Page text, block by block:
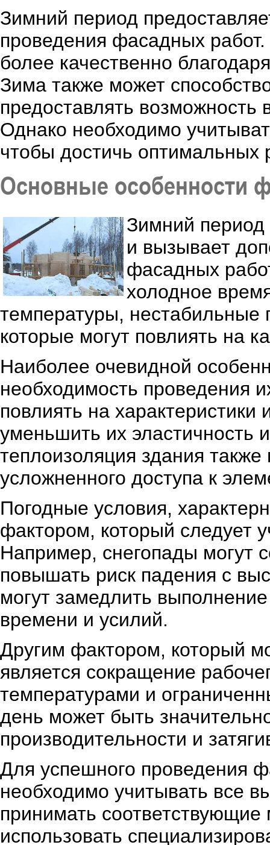
Зимний период
проведения фасадных
более качественно
Зима также может
предоставлять
Однако необходимо
чтобы достичь оптимальных
Основные особенности
Зимний период
и вызывает
фасадных
холодное
температуры, нестабильные
которые могут повлиять на
Наиболее очевидной
необходимость проведения
повлиять на
уменьшить их эластичность
теплоизоляция здания
усложненного доступа к
Погодные условия,
фактором, который следует
Например, снегопады могут
повышать риск падения с
могут замедлить
времени и усилий.
Другим фактором, который
является сокращение
температурами и
день может быть
производительности и
Для успешного проведения
необходимо учитывать все
принимать
использовать